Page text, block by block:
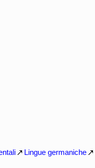
Lingue germaniche